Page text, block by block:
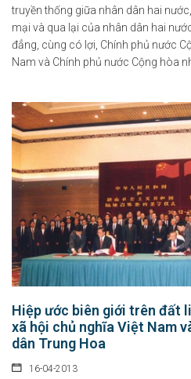
truyền thống giữa nhân dân hai
mại và qua lại của nhân dân hai
đẳng, cùng có lợi, Chính phủ nước
Nam và Chính phủ nước Cộng hòa
Hiệp ước biên giới trên đất
xã hội chủ nghĩa Việt Nam
dân Trung Hoa
16-04-2013